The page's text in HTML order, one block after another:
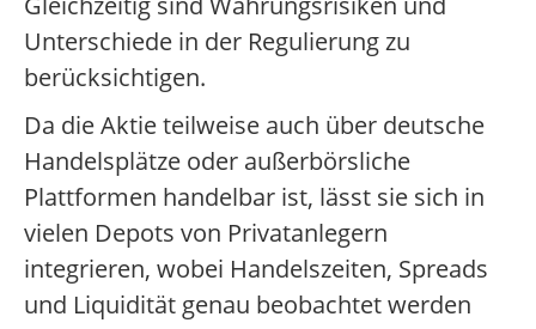
Unterschiede in der Regulierung zu
berücksichtigen.
Da die Aktie teilweise auch über deutsche
Handelsplätze oder außerbörsliche
Plattformen handelbar ist, lässt sie sich in
vielen Depots von Privatanlegern
integrieren, wobei Handelszeiten, Spreads
und Liquidität genau beobachtet werden